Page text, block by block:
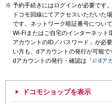
予約手続きにはログインが必要です。
ドコモ回線にてアクセスいただいた
です。ネットワーク暗証番号につい
Wi-Fiまたはご自宅のインターネット
アカウントのID／パスワード」が必
い方も、dアカウントの発行が可能で
dアカウントの発行・確認は「
dア
ドコモショップを表示